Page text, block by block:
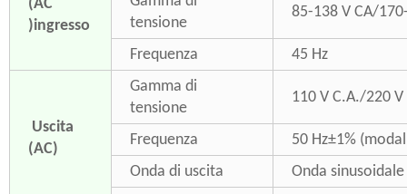
(AC
)ingresso
tensione
85-138 V CA/
Frequenza 45 Hz
Uscita
(AC)
Gamma di
tensione
110 V C.A./220
Frequenza
50 Hz±1%
Onda di uscita
Onda